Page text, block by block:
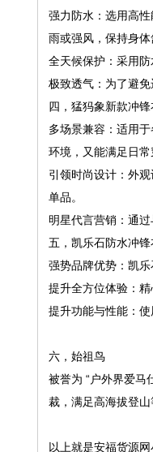
强力防水：选用高
雨或强风，保持身体
全天候保护：采用
极致透气：为了避
四，猛犸象新款冲
多场景兼容：适用
环境，又能满足日常
引领时尚设计：外
单品。
明星代言营销：通
五，凯乐石防水冲
强势品牌优势：凯
提升全方位体验：
提升功能与性能：
六，始祖鸟
被誉为 “户外界爱马
裁，满足高海拔登
以上就是安福货源